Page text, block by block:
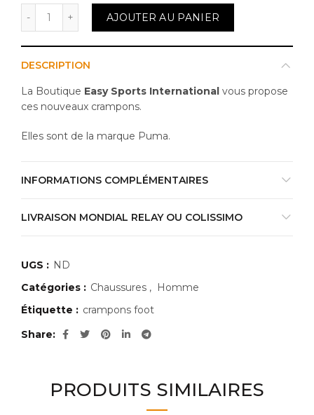
49,00€
90,00€
quantité de Chaussures Puma
AJOUTER AU PANIER
DESCRIPTION
La Boutique Easy Sports International vous propose
ces nouveaux crampons.
Elles sont de la marque Puma.
INFORMATIONS COMPLÉMENTAIRES
LIVRAISON MONDIAL RELAY OU COLISSIMO
UGS : ND
Catégories : Chaussures , Homme
Étiquette : crampons foot
Share
PRODUITS SIMILAIRES